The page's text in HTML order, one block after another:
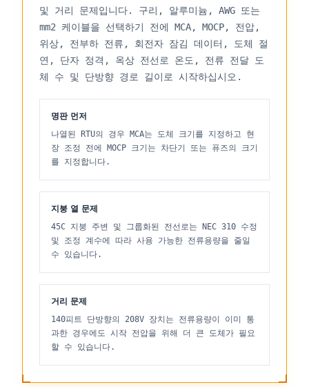
및 거리 문제입니다. 구리, 알루미늄, AWG 또는
mm2 케이블을 선택하기 전에 MCA, MOCP, 전압,
위상, 전부하 전류, 회전자 잠김 데이터, 도체 절
연, 단자 정격, 옥상 전선로 온도, 전류 전달 도
체 수 및 단방향 경로 길이로 시작하십시오.
명판 먼저
나열된 RTU의 경우 MCA는 도체 크기를 지정하고 현
장 조정 전에 MOCP 크기는 차단기 또는 퓨즈의 크기
를 지정합니다.
지붕 열 문제
45C 지붕 주변 및 그룹화된 전선로는 NEC 310 수정
및 조정 계수에 따라 사용 가능한 전류용량을 줄일
수 있습니다.
거리 문제
140피트 단방향의 208V 장치는 전류용량이 이미 통
과한 경우에도 시작 전압을 위해 더 큰 도체가 필요
할 수 있습니다.